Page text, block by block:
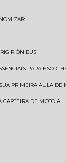
ÔNIBUS
PARA
SUA PRIMEIRA AULA DE
CARTEIRA DE MOTO A